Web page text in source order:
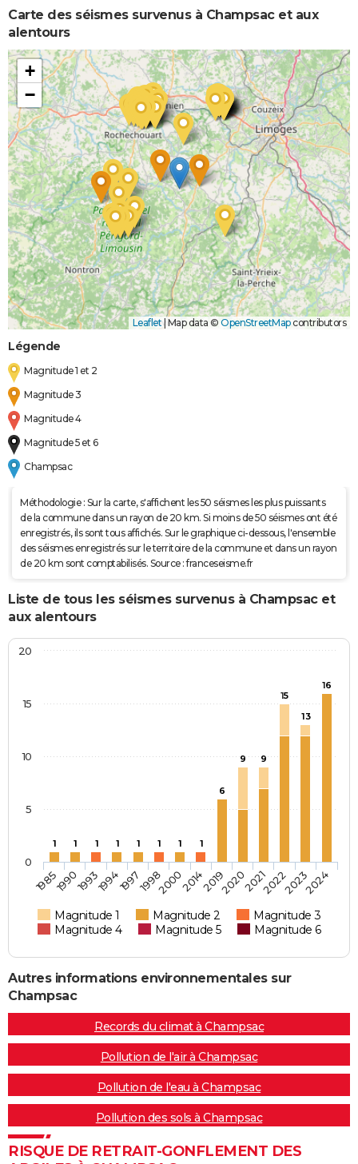
Carte des séismes survenus à Champsac et aux
alentours
+
−
Leaflet|Map data © OpenStreetMapcontributors
Légende
Magnitude 1 et 2
Magnitude 3
Magnitude 4
Magnitude 5 et 6
Champsac
Méthodologie : Sur la carte, s'affichent les 50 séismes les plus puissants
de la commune dans un rayon de 20 km. Si moins de 50 séismes ont été
enregistrés, ils sont tous affichés. Sur le graphique ci-dessous, l'ensemble
des séismes enregistrés sur le territoire de la commune et dans un rayon
de 20 km sont comptabilisés. Source : franceseisme.fr
Liste de tous les séismes survenus à Champsac et
aux alentours
1 1 1 1 1 1 1 1
6
9 9
15
13
16
Magnitude 1 Magnitude 2
Magnitude 3
Magnitude 4
Magnitude 5 Magnitude 6
19851990199319941997199820002014201920202021202220232024
0
5
10
15
20
Autres informations environnementales sur
Champsac
Records du climat à Champsac
Pollution de l'air à Champsac
Pollution de l'eau à Champsac
Pollution des sols à Champsac
RISQUE DE RETRAIT-GONFLEMENT DES